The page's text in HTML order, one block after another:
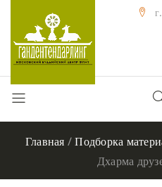
Главная /Подборка
Дхарма